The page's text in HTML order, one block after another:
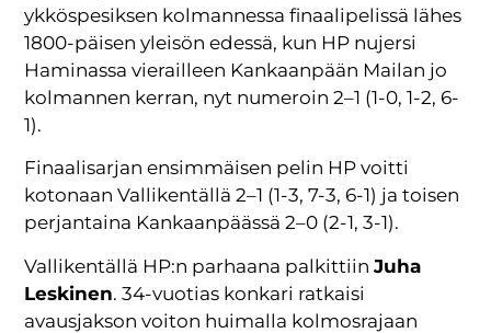
ykköspesiksen kolmannessa finaalipelissä lähes
1800-päisen yleisön edessä, kun HP nujersi
Haminassa vierailleen Kankaanpään Mailan jo
kolmannen kerran, nyt numeroin 2–1 (1-0, 1-2, 6-
1).
Finaalisarjan ensimmäisen pelin HP voitti
kotonaan Vallikentällä 2–1 (1-3, 7-3, 6-1) ja toisen
perjantaina Kankaanpäässä 2–0 (2-1, 3-1).
Vallikentällä HP:n parhaana palkittiinJuha
Leskinen. 34-vuotias konkari ratkaisi
avausjakson voiton huimalla kolmosrajaan